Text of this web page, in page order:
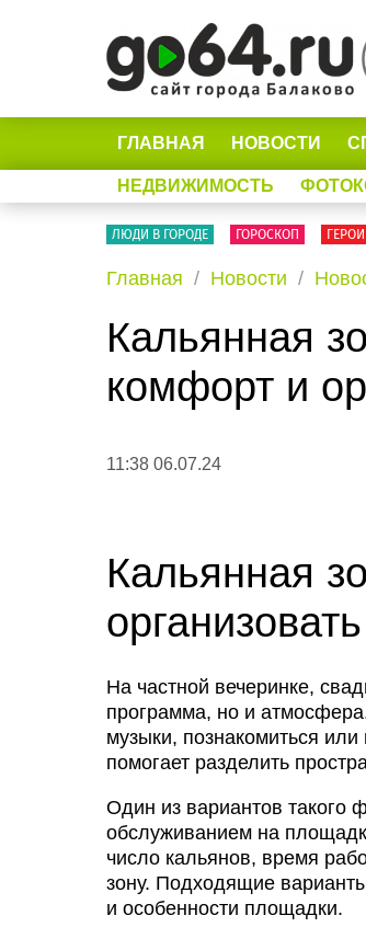
ГЛАВНАЯ НОВОСТИ
НЕДВИЖИМОСТЬ
ЛЮДИ В ГОРОДЕ ГОРОСКОП ГЕРОИ
Главная Новости
Кальянная
комфорт и
11:38 06.07.24
Кальянная
На частной вечеринке,
программа, но и
музыки, познакомиться
помогает разделить
Один из вариантов такого
обслуживанием на
число кальянов, время
зону. Подходящие
и особенности площадки.